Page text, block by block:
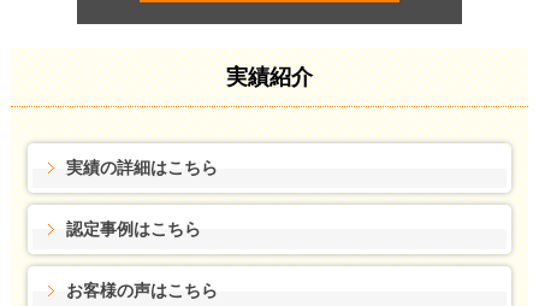
実績紹介
実績の詳細はこちら
認定事例はこちら
お客様の声はこちら